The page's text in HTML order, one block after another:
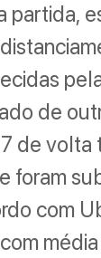
partida,
de
de
foram
com